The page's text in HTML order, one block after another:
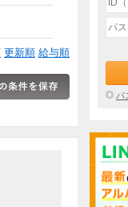
更新順 給与順
パ